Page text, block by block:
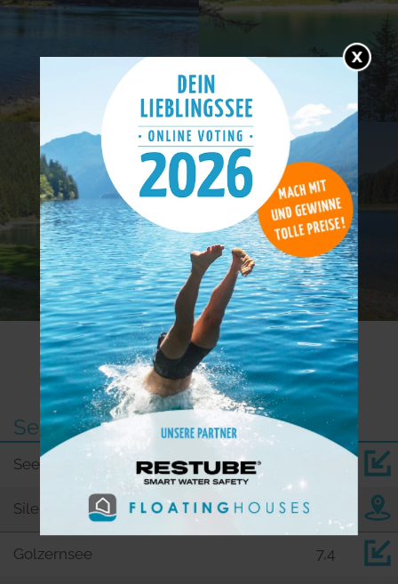
10+
Weitere Seen in der Nähe
See
km
Seewli
Silenen
Golzernsee 7,4